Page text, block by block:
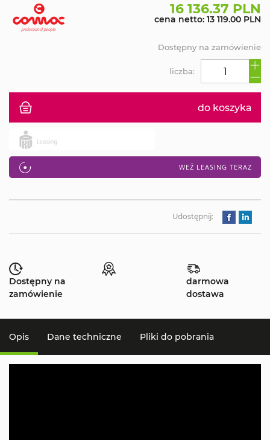
16 136.37 PLN
cena netto: 13 119.00 PLN
do koszyka
WEŹ LEASING TERAZ
liczba:
Dostępny na zamówienie
Udostępnij:
Dostępny na
zamówienie
darmowa
dostawa
Opis Dane techniczne Pliki do pobrania